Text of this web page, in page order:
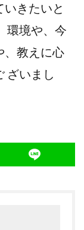
きたいと
環境や、今
、教えに心
ざいまし